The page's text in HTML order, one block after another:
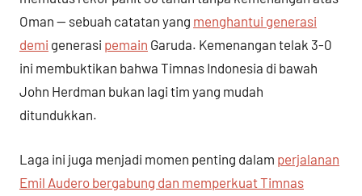
Oman — sebuah catatan yang menghantui generasi
demi generasi pemain Garuda. Kemenangan telak 3-0
ini membuktikan bahwa Timnas Indonesia di bawah
John Herdman bukan lagi tim yang mudah
ditundukkan.
Laga ini juga menjadi momen penting dalam perjalanan
Emil Audero bergabung dan memperkuat Timnas